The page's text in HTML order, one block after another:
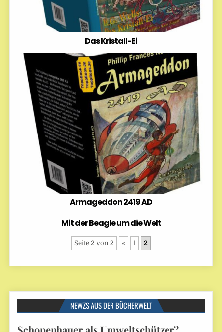
Das Kristall-Ei
Armageddon 2419 AD
Mit der Beagle um die Welt
Seite 2 von 2 « 1 2
NEWZS AUS DER BÜCHERWELT
Schopenhauer als Umweltschützer?